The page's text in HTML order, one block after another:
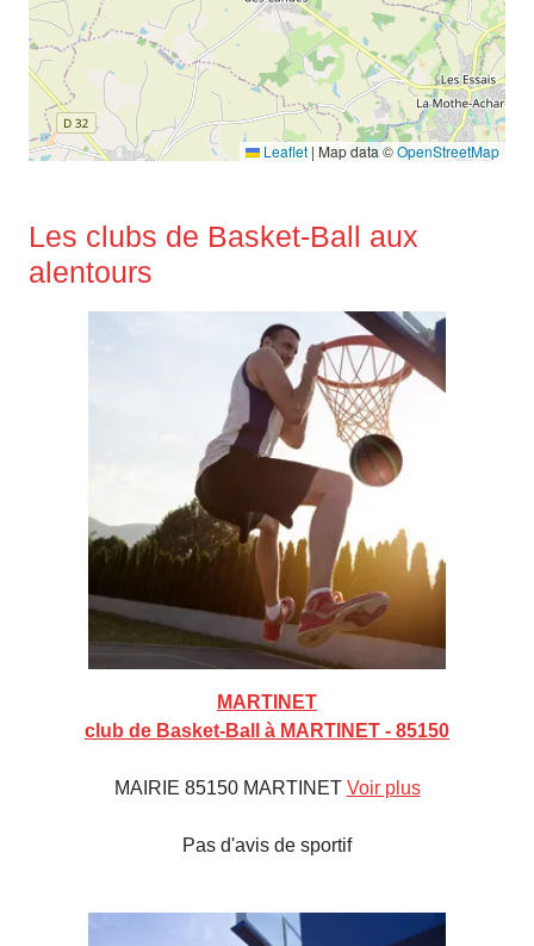
Leaflet | Map data ©OpenStreetMap
Les clubs de Basket-Ball aux
alentours
MARTINET
club de Basket-Ball à MARTINET - 85150
MAIRIE 85150 MARTINET Voir plus
Pas d'avis de sportif